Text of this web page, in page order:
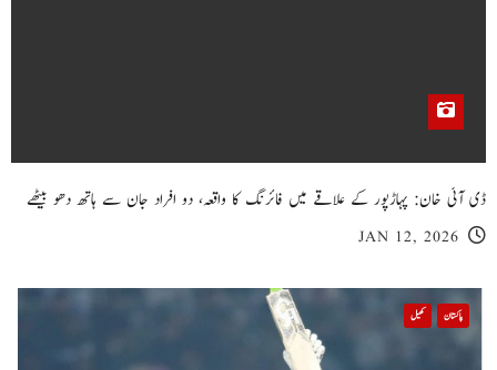
ڈی آئی خان: پہاڑپور کے علاقے میں فائرنگ کا واقعہ، دو افراد جان سے ہاتھ دھو بیٹھے
JAN 12, 2026
پاکستان کھیل